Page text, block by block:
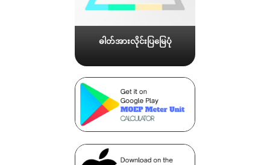
ဓါတ်အားလိုင်းပြမြေပုံ